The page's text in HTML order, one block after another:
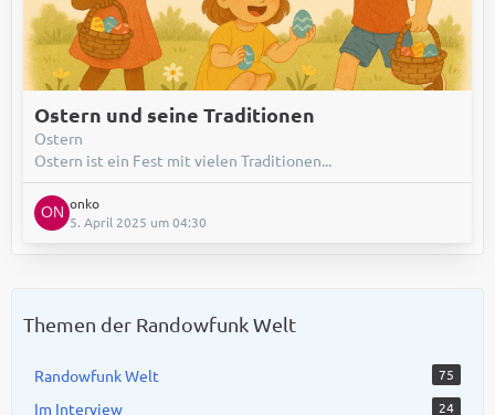
Ostern und seine Traditionen
Ostern
Ostern ist ein Fest mit vielen Traditionen...
onko
5. April 2025 um 04:30
Themen der Randowfunk Welt
Randowfunk Welt 75
Im Interview 24